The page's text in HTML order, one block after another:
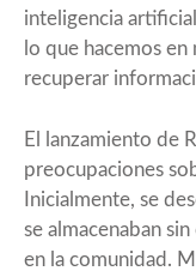
inteligencia
lo que hacemos
recuperar
El lanzamiento de
preocupaciones
Inicialmente, se
se almacenaban
en la comunidad.